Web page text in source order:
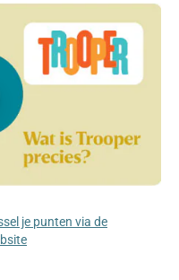
je punten via de